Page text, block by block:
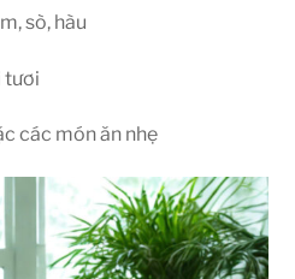
sò, hàu
tươi
các món ăn nhẹ